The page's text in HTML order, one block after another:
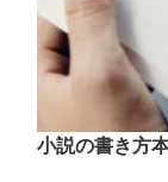
小説の書き方